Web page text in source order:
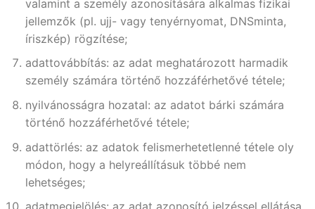
valamint a személy azonosítására alkalmas fizikai
jellemzők (pl. ujj- vagy tenyérnyomat, DNSminta,
íriszkép) rögzítése;
adattovábbítás: az adat meghatározott harmadik
személy számára történő hozzáférhetővé tétele;
nyilvánosságra hozatal: az adatot bárki számára
történő hozzáférhetővé tétele;
adattörlés: az adatok felismerhetetlenné tétele oly
módon, hogy a helyreállításuk többé nem
lehetséges;